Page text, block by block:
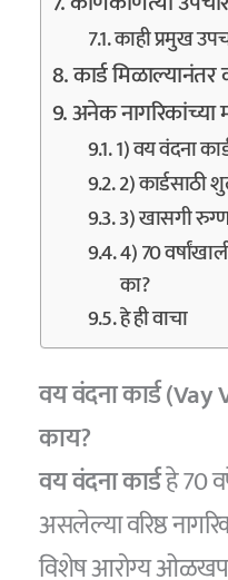
काही प्रमुख
कार्ड
अनेक नागरिकांच्या
1) वय वंदना
2) कार्डसाठी
3) खासगी
4) 70
का?
हे ही वाचा
वय वंदना कार्ड
काय?
वय वंदना कार्डहे 70
असलेल्या वरिष्ठ
विशेष आरोग्य